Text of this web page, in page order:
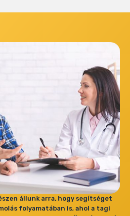
állunk arra, hogy segítséget
folyamatában is, ahol a tagi